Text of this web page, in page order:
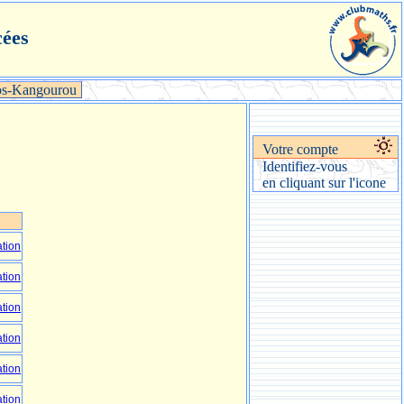
Kangourou
Votre compte
Identifiez-vous
en cliquant sur l'icone